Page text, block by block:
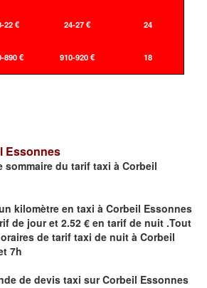
22 € 24-27 € 24
890 € 910-920 € 18
Essonnes
sommaire du tarif taxi à Corbeil
kilomètre en taxi à Corbeil Essonnes
de jour et 2.52 € en tarif de nuit .Tout
de tarif taxi de nuit à Corbeil
7h
de devis taxi surCorbeil Essonnes